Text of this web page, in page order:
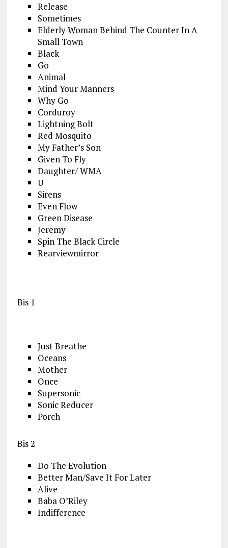
Release
Sometimes
Elderly Woman Behind The Counter In A
Small Town
Black
Go
Animal
Mind Your Manners
Why Go
Corduroy
Lightning Bolt
Red Mosquito
My Father’s Son
Given To Fly
Daughter/ WMA
U
Sirens
Even Flow
Green Disease
Jeremy
Spin The Black Circle
Rearviewmirror
Bis 1
Just Breathe
Oceans
Mother
Once
Supersonic
Sonic Reducer
Porch
Bis 2
Do The Evolution
Better Man/Save It For Later
Alive
Baba O’Riley
Indifference